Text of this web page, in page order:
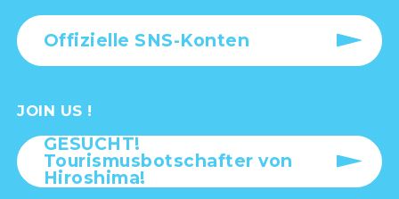
Offizielle SNS-Konten
JOIN US !
GESUCHT!
Tourismusbotschafter von
Hiroshima!